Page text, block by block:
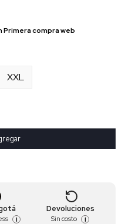
Primera compra web
XXL
i
Devoluciones
Sin costo i